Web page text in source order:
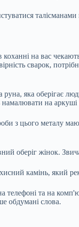
на вас
сварок,
яка оберігає
намалювати на
з цього металу
оберіг жінок.
камінь, який
телефоні та на
обдумані слова.